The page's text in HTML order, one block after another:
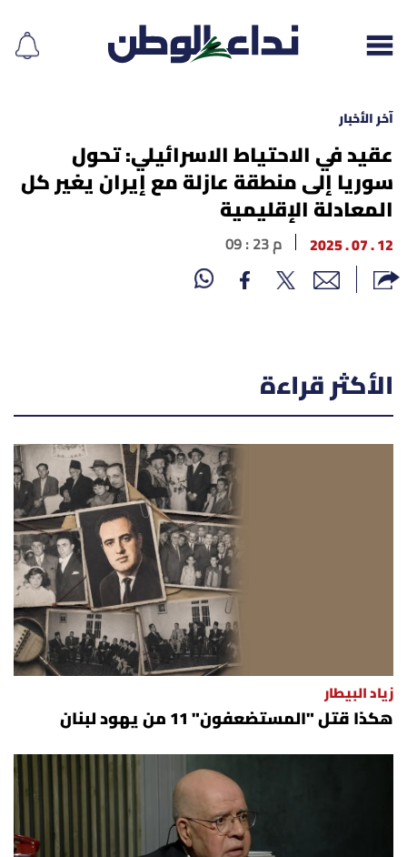
إقرأ الجريدة
لبنان
الغلاف
محليات
أسرار
تحت المجهر
آراء
آخر الأخبار
عقيد في الاحتياط الاسرائيلي: تحول
سوريا إلى منطقة عازلة مع إيران يغير كل
المعادلة الإقليمية
12 . 07 . 2025 09 : 23 م
الأكثر قراءة
زياد البيطار
هكذا قتل "المستضعفون" 11 من يهود لبنان